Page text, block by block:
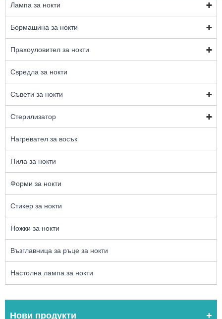
Лампа за нокти
Бормашина за нокти
Прахоуловител за нокти
Свредла за нокти
Съвети за нокти
Стерилизатор
Нагревател за восък
Пила за нокти
Форми за нокти
Стикер за нокти
Ножки за нокти
Възглавница за ръце за нокти
Настолна лампа за нокти
Нови продукти